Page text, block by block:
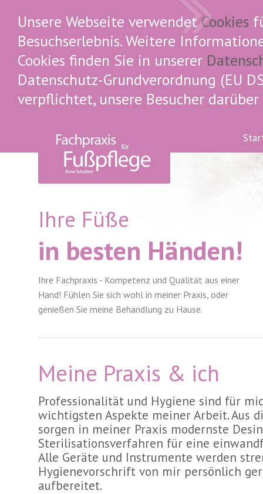
Unsere Webseite verwendetCookies
Besuchserlebnis. Weitere
Cookies finden Sie in unserer
Datenschutz-Grundverordnung (EU
verpflichtet, unsere Besucher
Ihre Füße
in besten Händen!
Ihre Fachpraxis - Kompetenz und Qualität aus einer
Hand! Fühlen Sie sich wohl in meiner Praxis, oder
genießen Sie meine Behandlung zu Hause.
Meine Praxis & ich
Professionalität und Hygiene sind für
wichtigsten Aspekte meiner Arbeit. Aus
sorgen in meiner Praxis modernste
Sterilisationsverfahren für eine
Alle Geräte und Instrumente werden
Hygienevorschrift von mir persönlich
aufbereitet.